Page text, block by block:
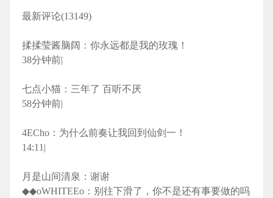
最新评论(13149)
揉揉莹酱脑阔：你永远都是我的玫瑰！
38分钟前|
七点小猫：三年了 百听不厌
58分钟前|
4ECho：为什么前奏让我回到仙剑一！
14:11|
月是山间清泉：谢谢
◆◆oWHITEEo：别往下滑了，你不是还有事要做的吗